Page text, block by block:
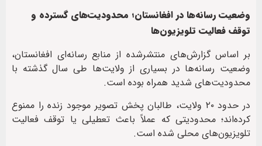
وضعیت رسانه‌ها در افغانستان؛ محدودیت‌های گسترده و
توقف فعالیت تلویزیون‌ها
بر اساس گزارش‌های منتشرشده از منابع رسانه‌ای افغانستان،
وضعیت رسانه‌ها در بسیاری از ولایت‌ها طی سال گذشته با
محدودیت‌های شدید همراه بوده است.
در حدود ۲۰ ولایت، طالبان پخش تصویر موجود زنده را ممنوع
کرده‌اند؛ محدودیتی که عملاً باعث تعطیلی یا توقف فعالیت
تلویزیون‌های محلی شده است.